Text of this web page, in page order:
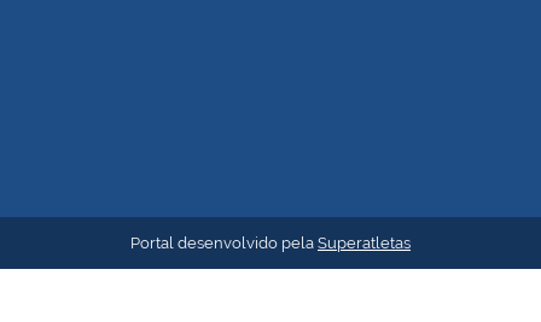
Portal desenvolvido pela Superatletas